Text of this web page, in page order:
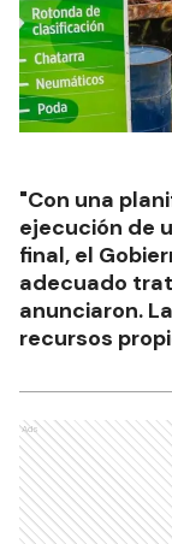
"Con una
ejecución de
final, el
adecuado
anunciaron.
recursos
Ads